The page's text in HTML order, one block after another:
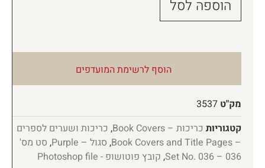
הוספה לסל
הוסף לרשימת המועדפים
מק"ט 3537
קטגוריות כריכות – Book Covers , כריכות ושערים לספרים
– Book Covers and Title Pages
, סגול – Purple , סט מס'
036 – Set No. 036
, קובץ פוטושופ - Photoshop file